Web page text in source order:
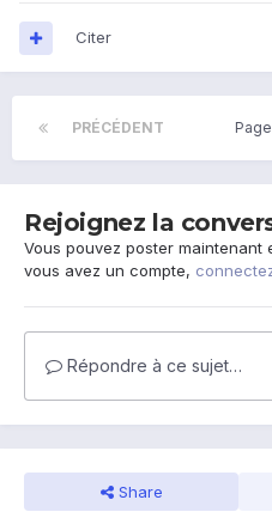
Citer
PRÉCÉDENT
Rejoignez la
Vous pouvez poster maintenant
vous avez un compte,
Répondre à ce sujet…
Share